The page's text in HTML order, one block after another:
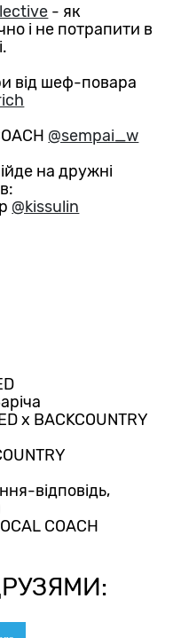
- як
і не потрапити в
від шеф-повара
@sempai_w
на дружні
@kissulin
x BACKCOUNTRY
відповідь,
COACH